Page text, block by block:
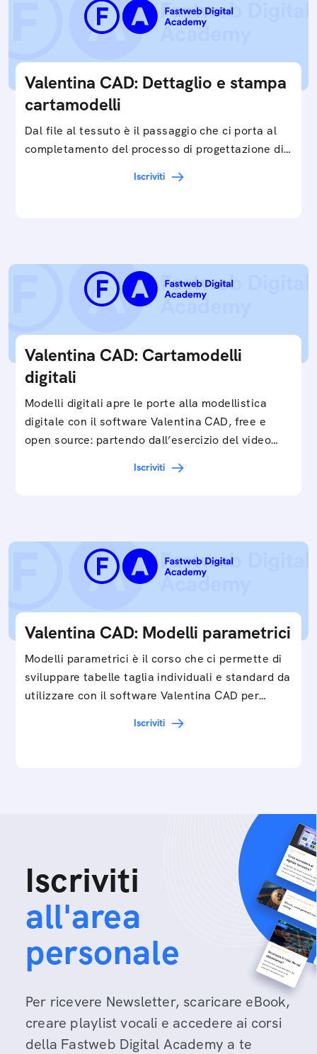
Valentina CAD: Dettaglio e stampa
cartamodelli
Dal file al tessuto è il passaggio che ci porta al
completamento del processo di progettazione di
Iscriviti
Valentina CAD: Cartamodelli
digitali
Modelli digitali apre le porte alla modellistica
digitale con il software Valentina CAD, free e
open source: partendo dall’esercizio del video…
Iscriviti
Valentina CAD: Modelli parametrici
Modelli parametrici è il corso che ci permette di
sviluppare tabelle taglia individuali e standard da
utilizzare con il software Valentina CAD per…
Iscriviti
Iscriviti
all'area
personale
Per ricevere Newsletter, scaricare eBook,
creare playlist vocali e accedere ai corsi
della Fastweb Digital Academy a te